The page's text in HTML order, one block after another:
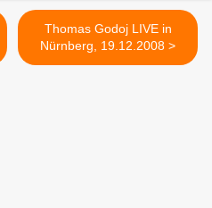
Thomas Godoj LIVE in
Nürnberg, 19.12.2008 >